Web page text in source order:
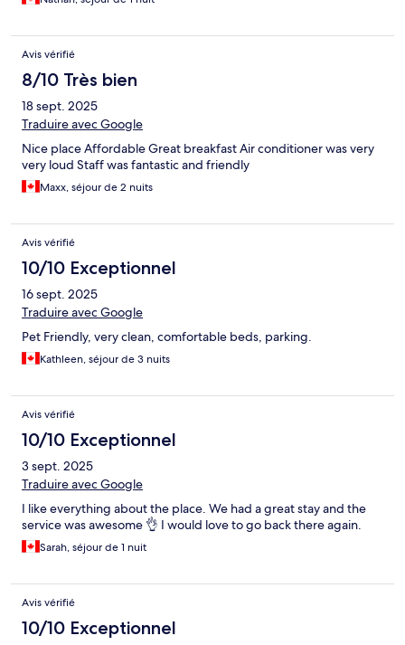
Avis vérifié
8/10 Très bien
18 sept. 2025
Traduire avec Google
Nice place Affordable Great breakfast Air conditioner was very
very loud Staff was fantastic and friendly
Maxx, séjour de 2 nuits
Avis vérifié
10/10 Exceptionnel
16 sept. 2025
Traduire avec Google
Pet Friendly, very clean, comfortable beds, parking.
Kathleen, séjour de 3 nuits
Avis vérifié
10/10 Exceptionnel
3 sept. 2025
Traduire avec Google
I like everything about the place. We had a great stay and the
service was awesome 👌 I would love to go back there again.
Sarah, séjour de 1 nuit
Avis vérifié
10/10 Exceptionnel